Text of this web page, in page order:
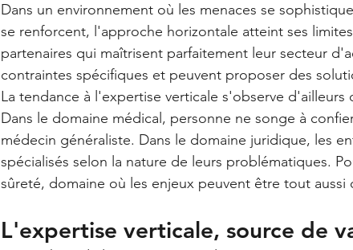
Dans un environnement où les menaces se
se renforcent, l'approche horizontale atteint ses
partenaires qui maîtrisent parfaitement leur secteur
contraintes spécifiques et peuvent proposer des
La tendance à l'expertise verticale s'observe
Dans le domaine médical, personne ne songe à
médecin généraliste. Dans le domaine juridique, les
spécialisés selon la nature de leurs problématiques.
sûreté, domaine où les enjeux peuvent être tout aussi
L'expertise verticale, source de